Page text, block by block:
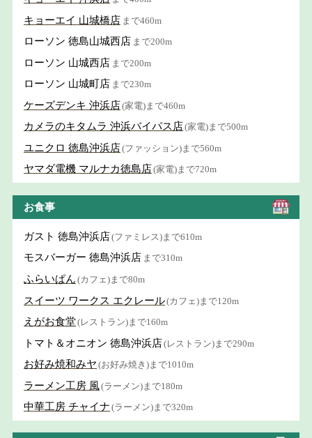
キョーエイ 山城橋店 まで460m
ローソン 徳島山城西店 まで200m
ローソン 山城西店 まで200m
ローソン 山城町店 まで230m
ケーズデンキ 沖浜店(家電)まで460m
カメラのキタムラ 沖浜バイパス店(家電)まで500m
ユニクロ 徳島沖浜店(ファッション)まで560m
ヤマダ電機 マルナカ徳島店(家電)まで720m
お食事
ガスト 徳島沖浜店(ファミレス)まで610m
モスバーガー 徳島沖浜店 まで310m
ふらいぱん (カフェ)まで80m
スイーツ ワークス エクレール(カフェ)まで120m
えがお食堂(レストラン)まで160m
トマト＆オニオン 徳島沖浜店(レストラン)まで290m
お好み焼和みヤ (お好み焼き)まで1010m
ラーメン工房 風(ラーメン)まで180m
中華工房 チャイナ (ラーメン)まで320m